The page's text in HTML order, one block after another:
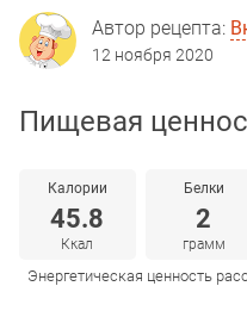
Автор рецепта:
12 ноября 2020
Пищевая
Калории
45.8
Ккал
Белки
2
грамм
Энергетическая ценность